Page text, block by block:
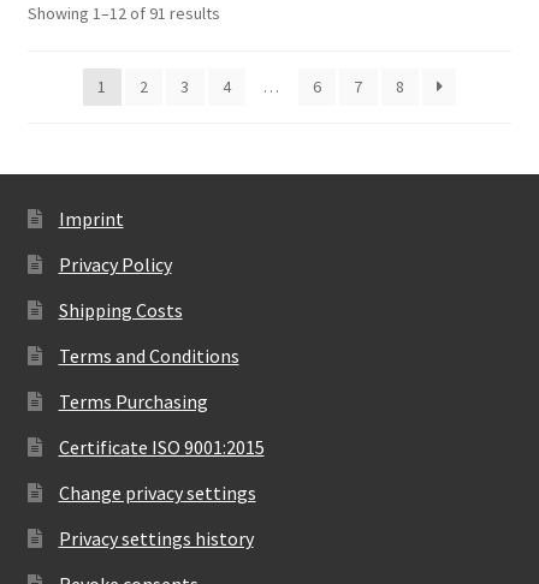
Showing 1–12 of 91 results
1 2 3 4 … 6 7 8
Imprint
Privacy Policy
Shipping Costs
Terms and Conditions
Terms Purchasing
Certificate ISO 9001:2015
Change privacy settings
Privacy settings history